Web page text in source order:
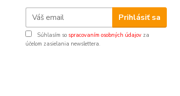
Prihlásiť sa
Súhlasím so spracovaním osobných údajov za
účelom zasielania newslettera.